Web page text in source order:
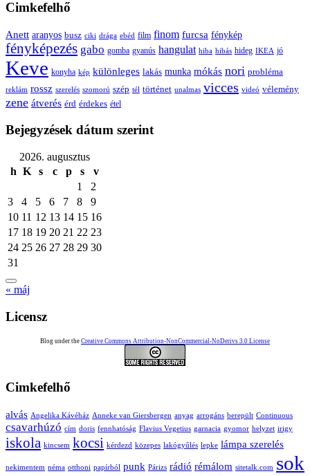
Cimkefelhő
Anett aranyos busz ciki drága ebéd film finom furcsa fénykép
fényképezés gabo gomba gyanús hangulat hiba hibás hideg IKEA jó
Keve konyha kép különleges lakás munka mókás nori probléma
reklám rossz szerelés szomorú szép tél történet unalmas vicces videó vélemény
zene átverés érd érdekes étel
Bejegyzések dátum szerint
2026. augusztus
h K s c p s
v
1
2
3
4 5 6 7 8
9
10 11 12 13 14 15 16
17 18 19 20 21 22 23
24 25 26 27 28 29 30
31
« máj
Licensz
Blog under the Creative Commons Attribution-NonCommercial-NoDerivs 3.0 License
Cimkefelhő
alvás Angelika Kávéház Anneke van Giersbergen anyag arrogáns berepült Continuous
csavarhúzó cím doris fennhatóság Flavius Vegetius garnacia gyomor helyzet irigy
iskola kincsem kocsi kérdezd közepes lakógyűlés lepke lámpa szerelés
nekimentem néma otthoni papírból punk Párizs rádió rémálom sitetalk.com sok